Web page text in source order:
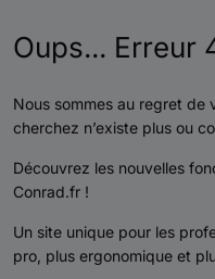
Oups... Erreur
Nous sommes au regret de
cherchez n’existe plus ou
Découvrez les nouvelles
Conrad.fr !
Un site unique pour les
pro, plus ergonomique et